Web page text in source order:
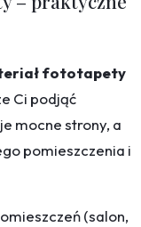
fototapety
Ci podjąć
mocne strony, a
pomieszczenia i
(salon,